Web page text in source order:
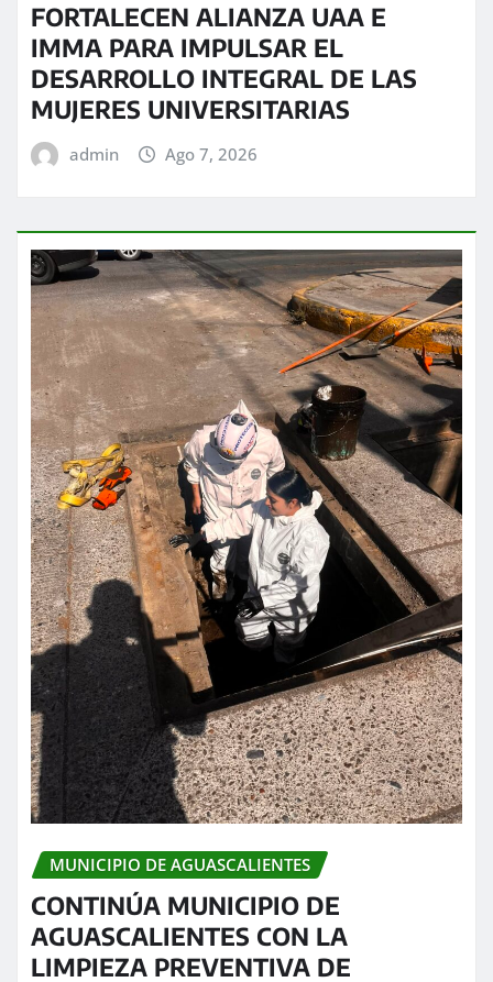
FORTALECEN ALIANZA UAA E
IMMA PARA IMPULSAR EL
DESARROLLO INTEGRAL DE LAS
MUJERES UNIVERSITARIAS
admin Ago 7, 2026
MUNICIPIO DE AGUASCALIENTES
CONTINÚA MUNICIPIO DE
AGUASCALIENTES CON LA
LIMPIEZA PREVENTIVA DE